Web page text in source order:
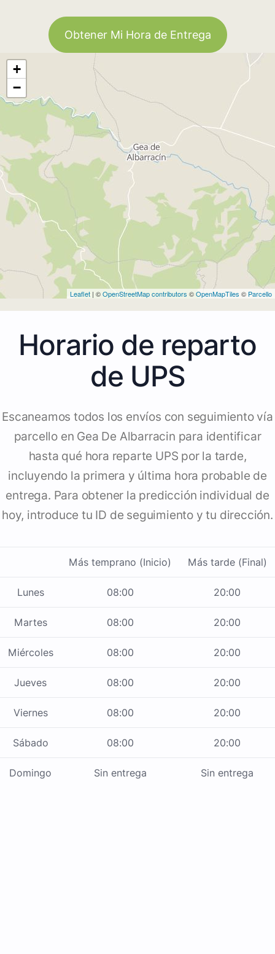
Obtener Mi Hora de Entrega
+
−
Leaflet | ©OpenStreetMap contributors ©OpenMapTiles © Parcello
Horario de reparto
de UPS
Escaneamos todos los envíos con seguimiento vía
parcello en Gea De Albarracin para identificar
hasta qué hora reparte UPS por la tarde,
incluyendo la primera y última hora probable de
entrega. Para obtener la predicción individual de
hoy, introduce tu ID de seguimiento y tu dirección.
Más temprano (Inicio) Más tarde (Final)
Lunes 08:00 20:00
Martes 08:00 20:00
Miércoles 08:00 20:00
Jueves 08:00 20:00
Viernes 08:00 20:00
Sábado 08:00 20:00
Domingo Sin entrega Sin entrega